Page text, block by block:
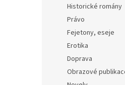
Historické romány
Právo
Fejetony, eseje
Erotika
Doprava
Obrazové